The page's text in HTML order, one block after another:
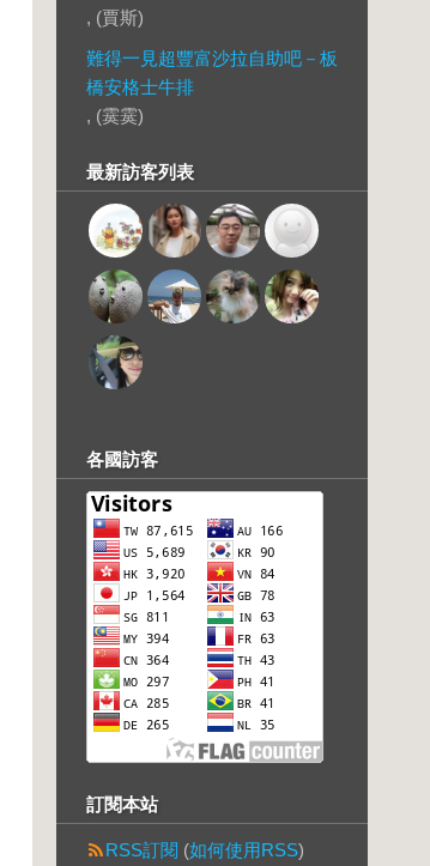
, (賈斯)
難得一見超豐富沙拉自助吧－板
橋安格士牛排
, (霙霙)
最新訪客列表
各國訪客
訂閱本站
RSS訂閱 (如何使用RSS)